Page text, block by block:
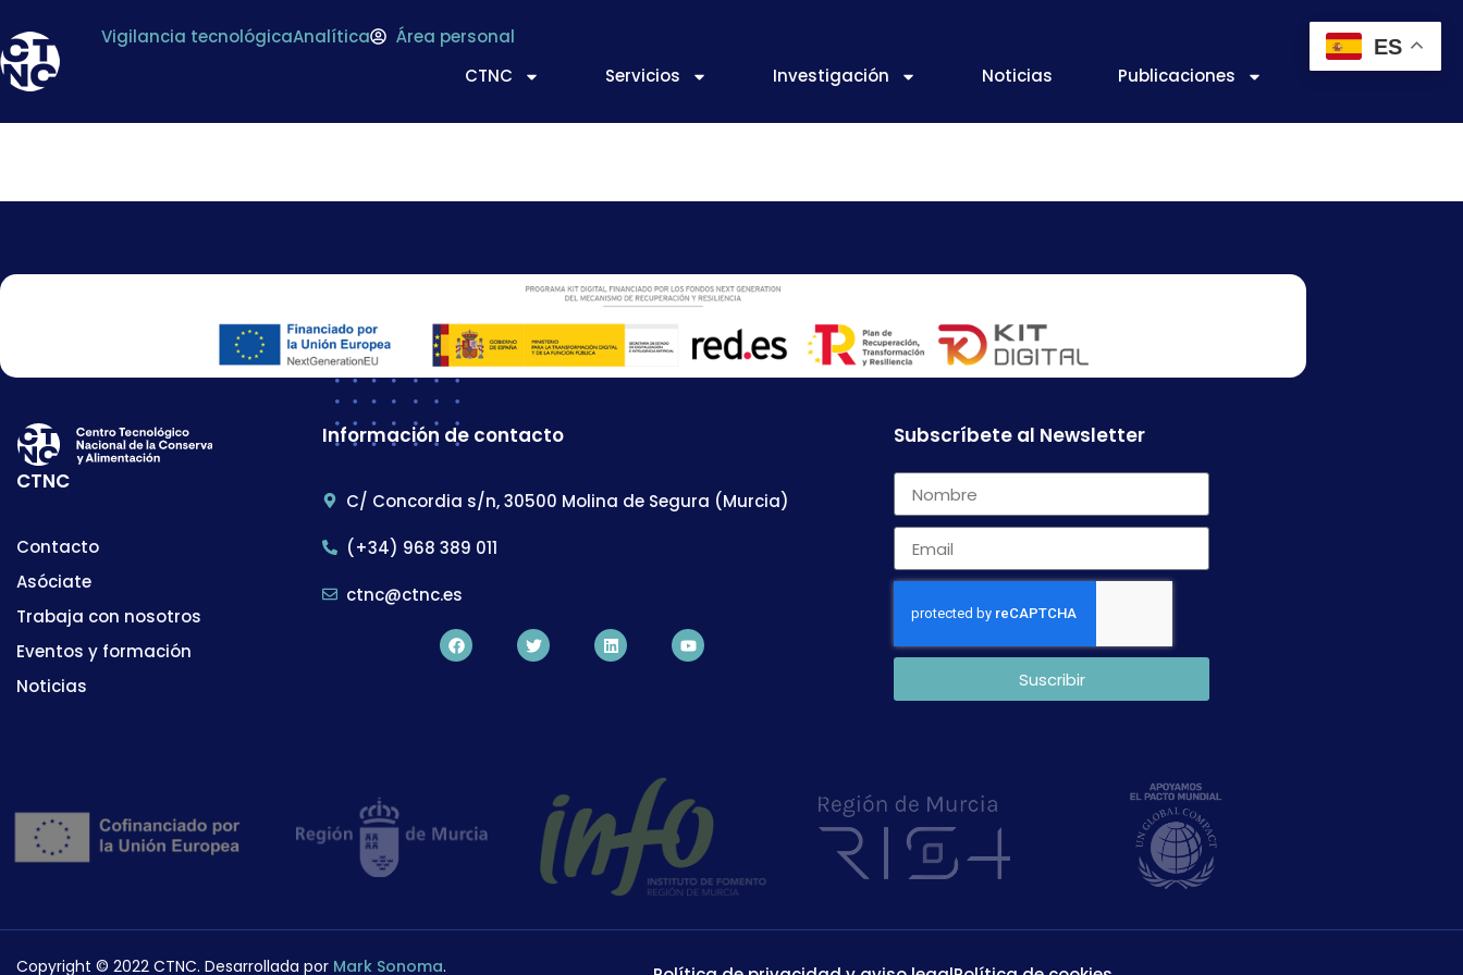
Vigilancia tecnológicaAnalítica
Área personal
CTNC
Servicios Investigación Noticias Publicaciones
CTNC
Contacto
Asóciate
Trabaja con nosotros
Eventos y formación
Noticias
Información de contacto
C/ Concordia s/n, 30500 Molina de Segura (Murcia)
(+34) 968 389 011
ctnc@ctnc.es
Subscríbete al Newsletter
Suscribir
Copyright © 2022 CTNC. Desarrollada por Mark Sonoma.
ES